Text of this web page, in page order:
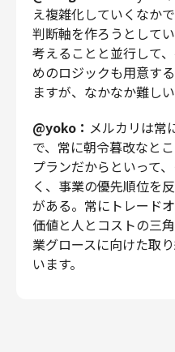
え複雑化していくなか
判断軸を作ろうとして
考えることと並行して
めのロジックも用意す
ますが、なかなか難し
@yoko： メルカリは常
で、常に朝令暮改なと
プランだからといって
く、事業の優先順位を
がある。常にトレード
価値と人とコストの三
業グロースに向けた取
います。